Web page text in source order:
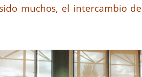
muchos, el intercambio de